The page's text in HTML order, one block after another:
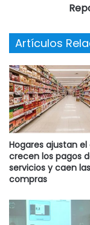
Artículos
Hogares ajustan el
crecen los pagos
servicios y caen las
compras